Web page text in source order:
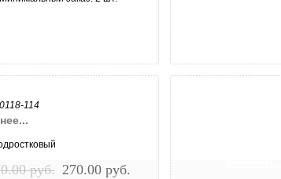
0118-114
руб. 270.00 руб.